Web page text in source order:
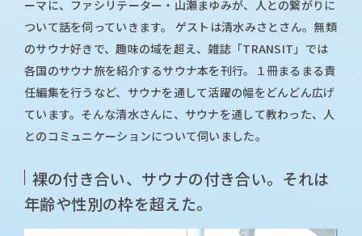
ーマに、ファシリテーター・山瀬まゆみが、人との繋がりに
ついて話を伺っていきます。 ゲストは清水みさとさん。無類
のサウナ好きで、趣味の域を超え、雑誌「TRANSIT」では
各国のサウナ旅を紹介するサウナ本を刊行。１冊まるまる責
任編集を行うなど、サウナを通して活躍の幅をどんどん広げ
ています。そんな清水さんに、サウナを通して教わった、人
とのコミュニケーションについて伺いました。
裸の付き合い、サウナの付き合い。それは
年齢や性別の枠を超えた。